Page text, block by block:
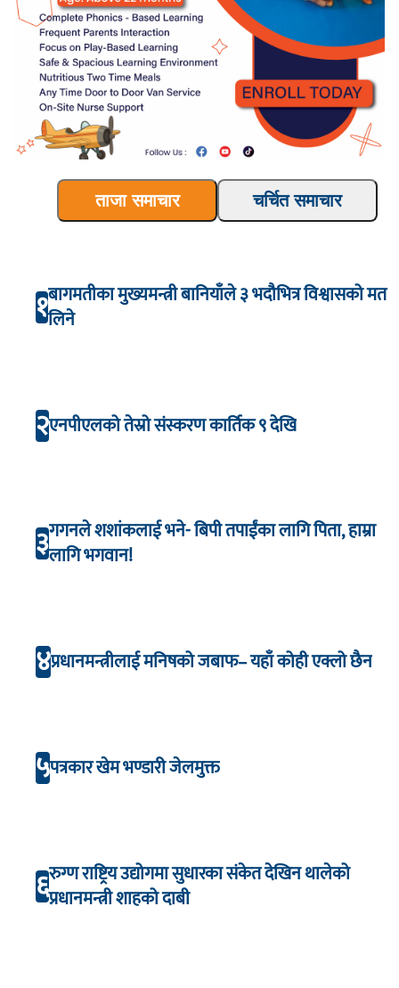
ताजा समाचार चर्चित समाचार
१बागमतीका मुख्यमन्त्री बानियाँले ३ भदौभित्र विश्वासको मत
लिने
२एनपीएलको तेस्रो संस्करण कार्तिक ९ देखि
३गगनले शशांकलाई भने- बिपी तपाईंका लागि पिता, हाम्रा
लागि भगवान!
४प्रधानमन्त्रीलाई मनिषको जबाफ– यहाँ कोही एक्लो छैन
५पत्रकार खेम भण्डारी जेलमुक्त
६रुग्ण राष्ट्रिय उद्योगमा सुधारका संकेत देखिन थालेको
प्रधानमन्त्री शाहको दाबी